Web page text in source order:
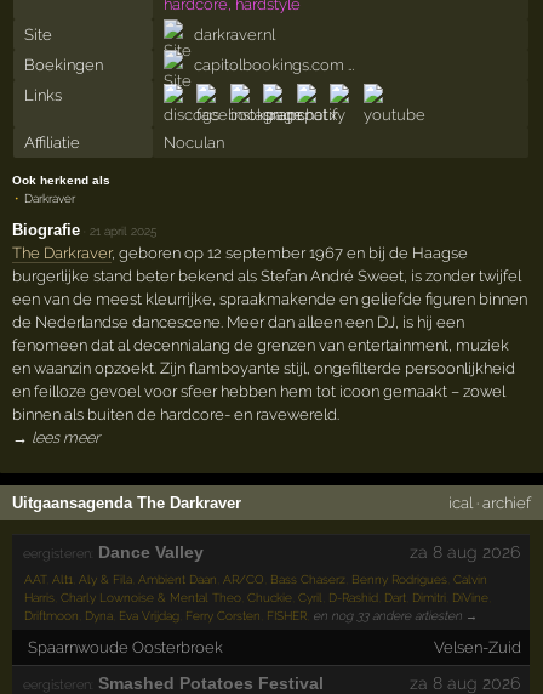
hardcore, hardstyle
Site
darkraver.nl
Boekingen
capitolbookings.com …
Links
Affiliatie Noculan
Ook herkend als
Darkraver
Biografie 21 april 2025
The Darkraver, geboren op 12 september 1967 en bij de Haagse
burgerlijke stand beter bekend als Stefan André Sweet, is zonder twijfel
een van de meest kleurrijke, spraakmakende en geliefde figuren binnen
de Nederlandse dancescene. Meer dan alleen een DJ, is hij een
fenomeen dat al decennialang de grenzen van entertainment, muziek
en waanzin opzoekt. Zijn flamboyante stijl, ongefilterde persoonlijkheid
en feilloze gevoel voor sfeer hebben hem tot icoon gemaakt – zowel
binnen als buiten de hardcore- en ravewereld.
→ lees meer
Uitgaansagenda The Darkraver ical· archief
eergisteren: Dance Valley za 8 aug 2026
AAT, Alt1 Aly & Fila Ambient Daan AR/CO Bass Chaserz Benny Rodrigues ,Calvin
Harris ,Charly Lownoise & Mental Theo ,Chuckie ,Cyril D-Rashid Dart Dimitri DiVine
Driftmoon Dyna Eva Vrijdag Ferry Corsten FISHER en nog 33 andere artiesten →
Spaarnwoude Oosterbroek Velsen-Zuid
eergisteren: Smashed Potatoes Festival za 8 aug 2026